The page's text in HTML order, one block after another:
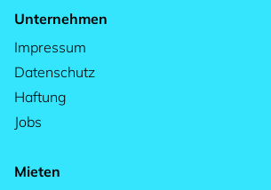
Unternehmen
Impressum
Datenschutz
Haftung
Jobs
Mieten